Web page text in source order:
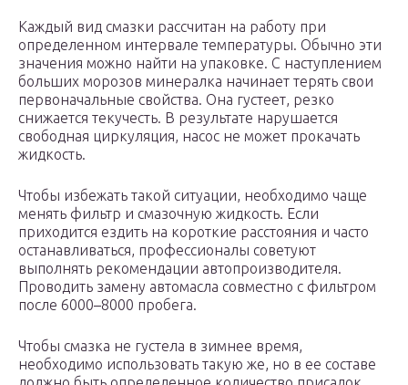
Каждый вид смазки рассчитан на работу при
определенном интервале температуры. Обычно эти
значения можно найти на упаковке. С наступлением
больших морозов минералка начинает терять свои
первоначальные свойства. Она густеет, резко
снижается текучесть. В результате нарушается
свободная циркуляция, насос не может прокачать
жидкость.
Чтобы избежать такой ситуации, необходимо чаще
менять фильтр и смазочную жидкость. Если
приходится ездить на короткие расстояния и часто
останавливаться, профессионалы советуют
выполнять рекомендации автопроизводителя.
Проводить замену автомасла совместно с фильтром
после 6000–8000 пробега.
Чтобы смазка не густела в зимнее время,
необходимо использовать такую же, но в ее составе